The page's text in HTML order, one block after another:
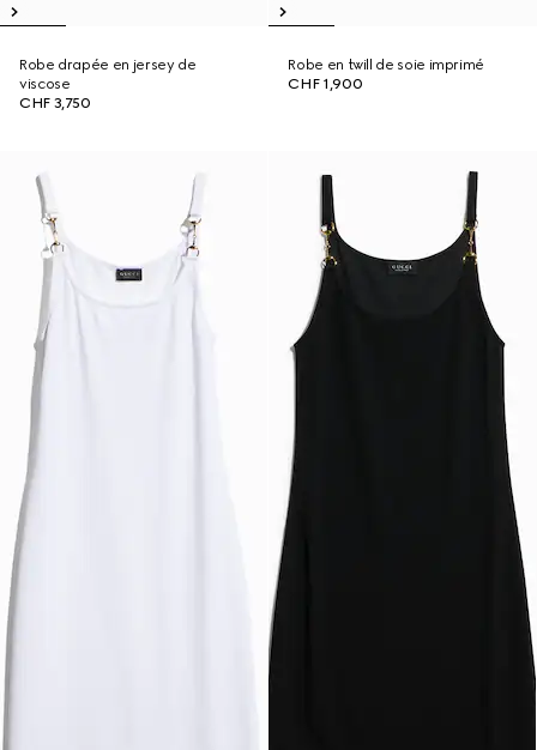
Robe drapée en jersey de
viscose
CHF 3,750
Robe en twill de soie imprimé
CHF 1,900